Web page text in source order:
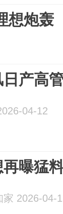
想炮轰
日产高
04-12
曝猛
家 2026-04-